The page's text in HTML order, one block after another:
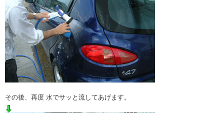
その後、再度 水でサッと流してあげます。